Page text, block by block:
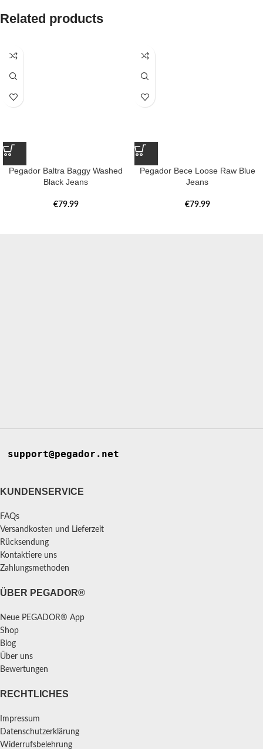
Related products
Pegador Baltra Baggy Washed
Black Jeans
€79.99
Pegador Bece Loose Raw Blue
Jeans
€79.99
support@pegador.net
KUNDENSERVICE
FAQs
Versandkosten und Lieferzeit
Rücksendung
Kontaktiere uns
Zahlungsmethoden
ÜBER PEGADOR®
Neue PEGADOR® App
Shop
Blog
Über uns
Bewertungen
RECHTLICHES
Impressum
Datenschutzerklärung
Widerrufsbelehrung